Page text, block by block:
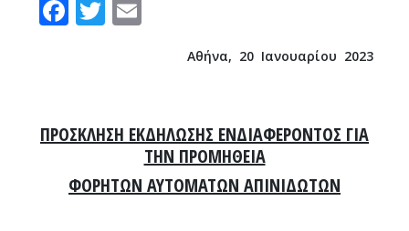
Facebook
Twitter
Αθήνα, 20 Ιανουαρίου 2023
ΠΡΟΣΚΛΗΣΗ ΕΚΔΗΛΩΣΗΣ ΕΝΔΙΑΦΕΡΟΝΤΟΣ ΓΙΑ
ΤΗΝ ΠΡΟΜΗΘΕΙΑ
ΦΟΡΗΤΩΝ ΑΥΤΟΜΑΤΩΝ ΑΠΙΝΙΔΩΤΩΝ